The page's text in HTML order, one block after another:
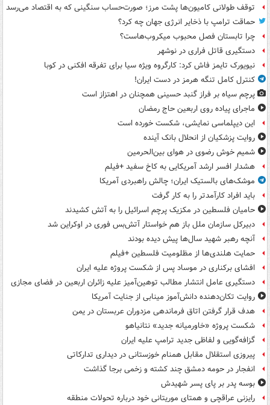
توقف طولانی کامیون‌ها پشت مرز؛ صورت‌حساب سنگینی که به اقتصاد می‌رسد
حماقت ترامپ با ذخایر انرژی جهان چه کرد؟
چرا تابستان فصل محبوب میکروب‌هاست؟
دستگیری قاتل فراری در نوشهر
نیویورک تایمز فاش کرد: کارگروه ویژه سیا برای تفرقه افکنی در کوبا
کنترل کامل تنگه هرمز در دست ایران!
پرچم سیاه بر فراز گنبد حسینی همچنان در اهتزاز است
ماجرای پیاده روی اربعین حاج رمضان
این دیپلماسی نمایشی، شکست خورده است
روایت پزشکیان از انحلال بانک آینده
شمیم خوش رضوی در هوای بین‌الحرمین
هشدار افسر ارشد آمریکایی به کاخ سفید +فیلم
موشک‌های بالستیک ایران؛ چالش راهبردی آمریکا
باید افراد کارآمدتر را به کار گرفت
حامیان فلسطین در مکزیک پرچم اسرائیل را به آتش کشیدند
دبیرکل سازمان ملل باز هم خواستار آتش‌بس فوری در اوکراین شد
آنچه رهبر شهید سال‌ها پیش دیده بودند
حمایت هلندی‌ها از مظلومیت فلسطین +فیلم
افشای برکناری در موساد پس از شکست پروژه علیه ایران
دستگیری عامل انتشار مطالب توهین‌آمیز علیه زائران اربعین در فضای مجازی
روایت تکان‌دهنده دانش‌آموز مینابی از جنایت آمریکا
هدف قرار گرفتن اتاق‌ فرماندهی مزدوران عربستان در یمن
شکست پروژه «خاورمیانه جدید» نتانیاهو
گزافه‌گویی و لفاظی جدید ترامپ علیه ایران
پیروزی استقلال مقابل همنام خوزستانی در دیداری تدارکاتی
انفجار در حومه دمشق چند کشته و زخمی برجا گذاشت
بوسه‌ پدر بر پای پسر شهیدش
رایزنی عراقچی و همتای موریتانی خود درباره تحولات منطقه